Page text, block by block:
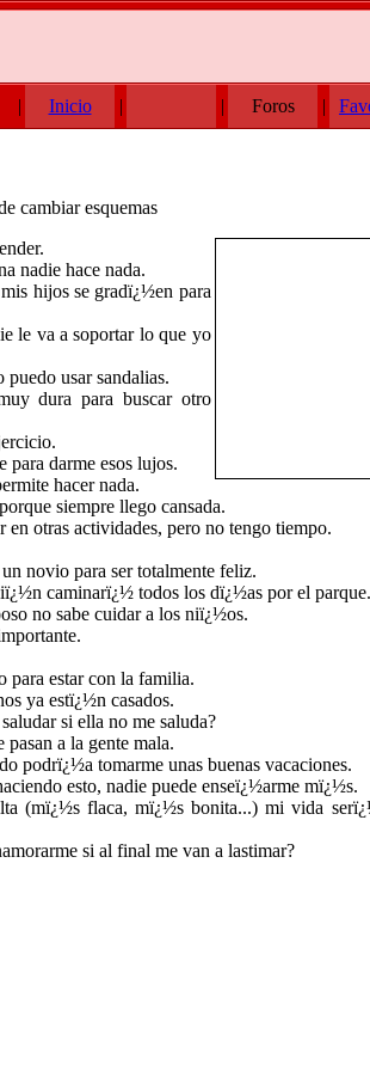
| Inicio | | Foros |
cambiar esquemas
nadie hace nada.
hijos se gradï¿½en para
le va a soportar lo que yo
usar sandalias.
dura para buscar otro
para darme esos lujos.
hacer nada.
siempre llego cansada.
otras actividades, pero no tengo tiempo.
novio para ser totalmente feliz.
caminarï¿½ todos los dï¿½as por el parque.
no sabe cuidar a los niï¿½os.
para estar con la familia.
ya estï¿½n casados.
si ella no me saluda?
pasan a la gente mala.
podrï¿½a tomarme unas buenas vacaciones.
esto, nadie puede enseï¿½arme mï¿½s.
(mï¿½s flaca, mï¿½s bonita...) mi vida
si al final me van a lastimar?